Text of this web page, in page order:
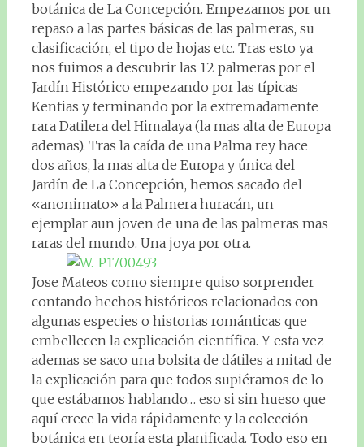
botánica de La Concepción. Empezamos por un
repaso a las partes básicas de las palmeras, su
clasificación, el tipo de hojas etc. Tras esto ya
nos fuimos a descubrir las 12 palmeras por el
Jardín Histórico empezando por las típicas
Kentias y terminando por la extremadamente
rara Datilera del Himalaya (la mas alta de Europa
ademas). Tras la caída de una Palma rey hace
dos años, la mas alta de Europa y única del
Jardín de La Concepción, hemos sacado del
«anonimato» a la Palmera huracán, un
ejemplar aun joven de una de las palmeras mas
raras del mundo. Una joya por otra.
Jose Mateos como siempre quiso sorprender
contando hechos históricos relacionados con
algunas especies o historias románticas que
embellecen la explicación científica. Y esta vez
ademas se saco una bolsita de dátiles a mitad de
la explicación para que todos supiéramos de lo
que estábamos hablando… eso si sin hueso que
aquí crece la vida rápidamente y la colección
botánica en teoría esta planificada. Todo eso en